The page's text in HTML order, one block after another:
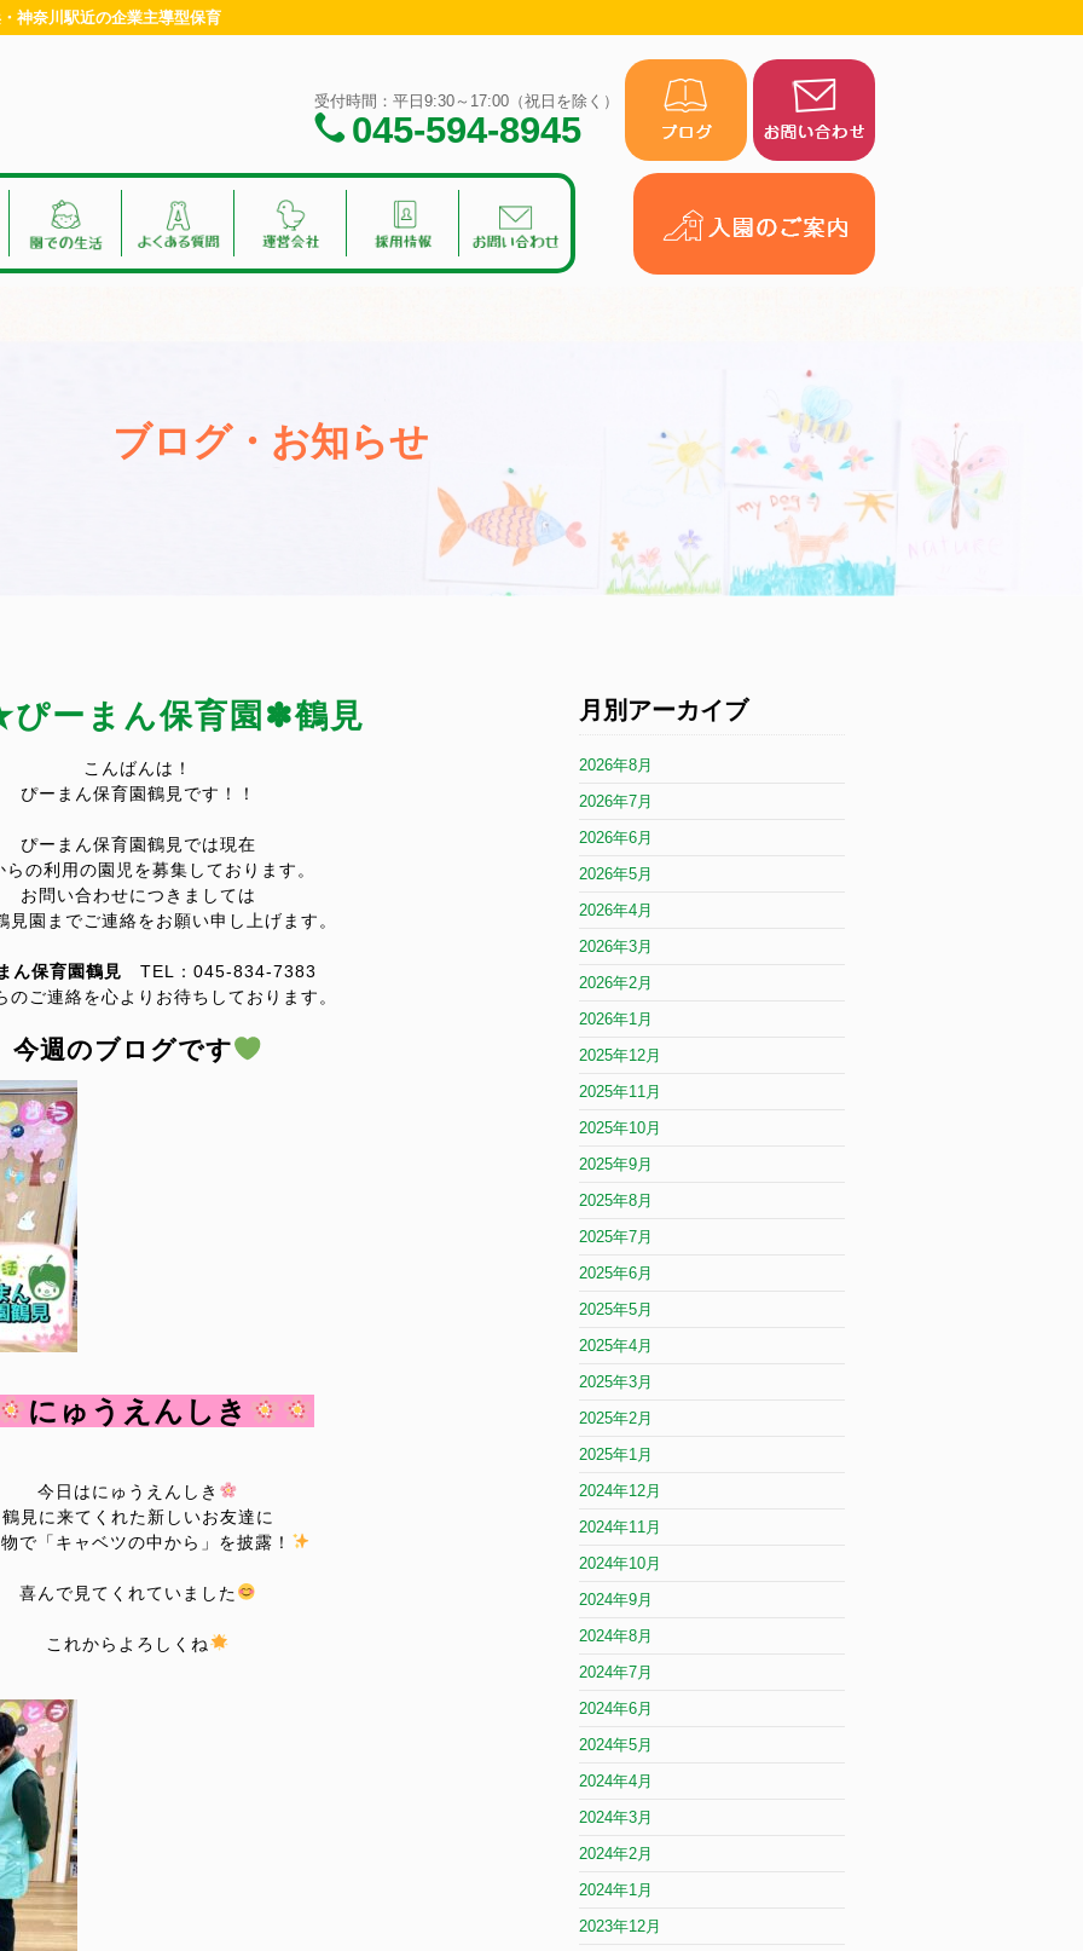
神奈川駅近の企業主導型保育
受付時間：平日9:30～17:00（祝日を除く）
045-594-8945
ブログ・お知らせ
ーまん保育園✽鶴見
こんばんは！
ぴーまん保育園鶴見です！！
ぴーまん保育園鶴見では現在
らの利用の園児を募集しております。
お問い合わせにつきましては
見園までご連絡をお願い申し上げます。
ん保育園鶴見 TEL：045‐834‐7383
のご連絡を心よりお待ちしております。
今週のブログです
にゅうえんしき
今日はにゅうえんしき
鶴見に来てくれた新しいお友達に
で「キャベツの中から」を披露！
喜んで見てくれていました
これからよろしくね
月別アーカイブ
2026年8月
2026年7月
2026年6月
2026年5月
2026年4月
2026年3月
2026年2月
2026年1月
2025年12月
2025年11月
2025年10月
2025年9月
2025年8月
2025年7月
2025年6月
2025年5月
2025年4月
2025年3月
2025年2月
2025年1月
2024年12月
2024年11月
2024年10月
2024年9月
2024年8月
2024年7月
2024年6月
2024年5月
2024年4月
2024年3月
2024年2月
2024年1月
2023年12月